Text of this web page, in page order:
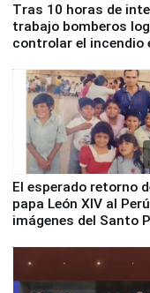
Tras 10 horas de
trabajo bomberos
controlar el incendio
de Chile
El esperado retorno
papa León XIV al
imágenes del Santo